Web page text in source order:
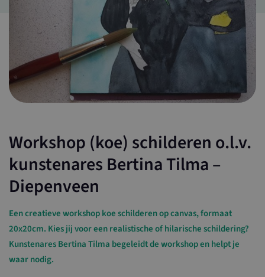
Workshop (koe) schilderen o.l.v.
kunstenares Bertina Tilma –
Diepenveen
Een creatieve workshop koe schilderen op canvas, formaat
20x20cm. Kies jij voor een realistische of hilarische schildering?
Kunstenares Bertina Tilma begeleidt de workshop en helpt je
waar nodig.